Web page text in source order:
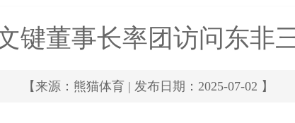
键董事长率团访问东非
【来源：熊猫体育 | 发布日期：2025-07-02 】